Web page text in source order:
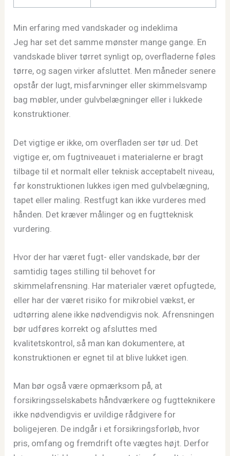
Min erfaring med vandskader og indeklima
Jeg har set det samme mønster mange gange. En
vandskade bliver tørret synligt op, overfladerne føles
tørre, og sagen virker afsluttet. Men måneder senere
opstår der lugt, misfarvninger eller skimmelsvamp
bag møbler, under gulvbelægninger eller i lukkede
konstruktioner.
Det vigtige er ikke, om overfladen ser tør ud. Det
vigtige er, om fugtniveauet i materialerne er bragt
tilbage til et normalt eller teknisk acceptabelt niveau,
før konstruktionen lukkes igen med gulvbelægning,
tapet eller maling. Restfugt kan ikke vurderes med
hånden. Det kræver målinger og en fugtteknisk
vurdering.
Hvor der har været fugt- eller vandskade, bør der
samtidig tages stilling til behovet for
skimmelafrensning. Har materialer været opfugtede,
eller har der været risiko for mikrobiel vækst, er
udtørring alene ikke nødvendigvis nok. Afrensningen
bør udføres korrekt og afsluttes med
kvalitetskontrol, så man kan dokumentere, at
konstruktionen er egnet til at blive lukket igen.
Man bør også være opmærksom på, at
forsikringsselskabets håndværkere og fugtteknikere
ikke nødvendigvis er uvildige rådgivere for
boligejeren. De indgår i et forsikringsforløb, hvor
pris, omfang og fremdrift ofte vægtes højt. Derfor